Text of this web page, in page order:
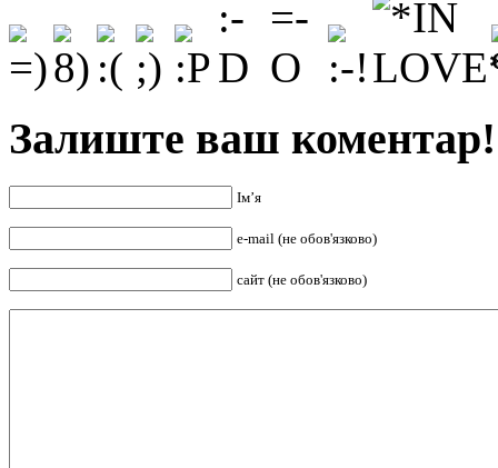
Залиште ваш коментар!
Ім’я
e-mail (не обов'язково)
сайт (не обов'язково)